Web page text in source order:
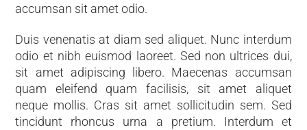
accumsan sit amet odio.
Duis venenatis at diam sed aliquet. Nunc interdum
odio et nibh euismod laoreet. Sed non ultrices dui,
sit amet adipiscing libero. Maecenas accumsan
quam eleifend quam facilisis, sit amet aliquet
neque mollis. Cras sit amet sollicitudin sem. Sed
tincidunt rhoncus urna a pretium. Interdum et